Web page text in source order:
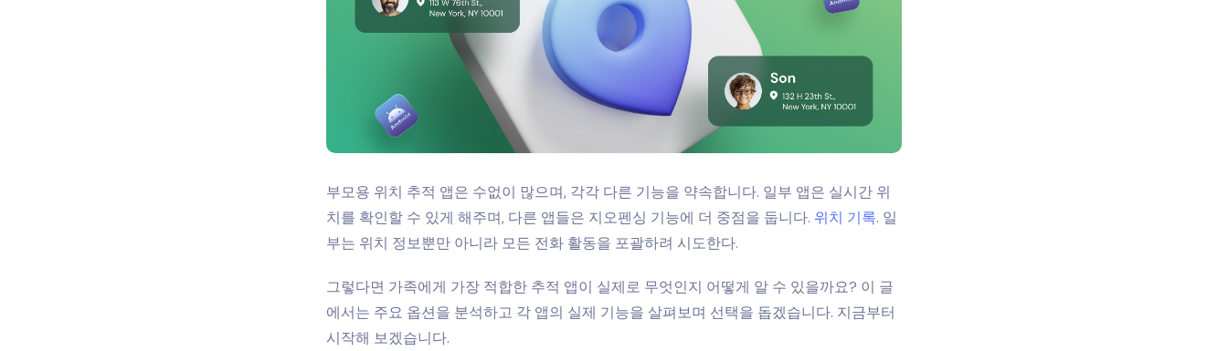
부모용 위치 추적 앱은 수없이 많으며, 각각 다른 기능을 약속합니다. 일부 앱은 실시간 위
치를 확인할 수 있게 해주며, 다른 앱들은 지오펜싱 기능에 더 중점을 둡니다. 위치 기록. 일
부는 위치 정보뿐만 아니라 모든 전화 활동을 포괄하려 시도한다.
그렇다면 가족에게 가장 적합한 추적 앱이 실제로 무엇인지 어떻게 알 수 있을까요? 이 글
에서는 주요 옵션을 분석하고 각 앱의 실제 기능을 살펴보며 선택을 돕겠습니다. 지금부터
시작해 보겠습니다.